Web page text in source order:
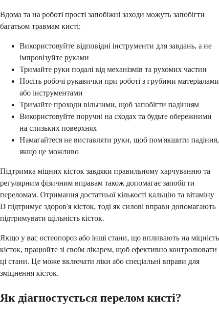
Вдома та на роботі прості запобіжні заходи можуть запобігти
багатьом травмам кисті:
Використовуйте відповідні інструменти для завдань, а не
імпровізуйте руками
Тримайте руки подалі від механізмів та рухомих частин
Носіть робочі рукавички при роботі з грубими матеріалами
або інструментами
Тримайте проходи вільними, щоб запобігти падінням
Використовуйте поручні на сходах та будьте обережними
на слизьких поверхнях
Намагайтеся не виставляти руки, щоб пом'якшити падіння,
якщо це можливо
Підтримка міцних кісток завдяки правильному харчуванню та
регулярним фізичним вправам також допомагає запобігти
переломам. Отримання достатньої кількості кальцію та вітаміну
D підтримує здоров'я кісток, тоді як силові вправи допомагають
підтримувати щільність кісток.
Якщо у вас остеопороз або інші стани, що впливають на міцність
кісток, працюйте зі своїм лікарем, щоб ефективно контролювати
ці стани. Це може включати ліки або спеціальні вправи для
зміцнення кісток.
Як діагностується перелом кисті?